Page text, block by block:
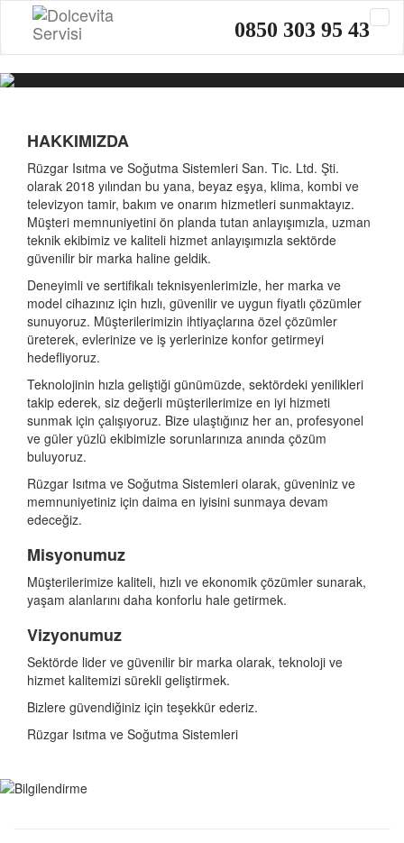
0850 303 95 43
HAKKIMIZDA
Rüzgar Isıtma ve Soğutma Sistemleri San. Tic. Ltd. Şti.
olarak 2018 yılından bu yana, beyaz eşya, klima, kombi ve
televizyon tamir, bakım ve onarım hizmetleri sunmaktayız.
Müşteri memnuniyetini ön planda tutan anlayışımızla, uzman
teknik ekibimiz ve kaliteli hizmet anlayışımızla sektörde
güvenilir bir marka haline geldik.
Deneyimli ve sertifikalı teknisyenlerimizle, her marka ve
model cihazınız için hızlı, güvenilir ve uygun fiyatlı çözümler
sunuyoruz. Müşterilerimizin ihtiyaçlarına özel çözümler
üreterek, evlerinize ve iş yerlerinize konfor getirmeyi
hedefliyoruz.
Teknolojinin hızla geliştiği günümüzde, sektördeki yenilikleri
takip ederek, siz değerli müşterilerimize en iyi hizmeti
sunmak için çalışıyoruz. Bize ulaştığınız her an, profesyonel
ve güler yüzlü ekibimizle sorunlarınıza anında çözüm
buluyoruz.
Rüzgar Isıtma ve Soğutma Sistemleri olarak, güveniniz ve
memnuniyetiniz için daima en iyisini sunmaya devam
edeceğiz.
Misyonumuz
Müşterilerimize kaliteli, hızlı ve ekonomik çözümler sunarak,
yaşam alanlarını daha konforlu hale getirmek.
Vizyonumuz
Sektörde lider ve güvenilir bir marka olarak, teknoloji ve
hizmet kalitemizi sürekli geliştirmek.
Bizlere güvendiğiniz için teşekkür ederiz.
Rüzgar Isıtma ve Soğutma Sistemleri